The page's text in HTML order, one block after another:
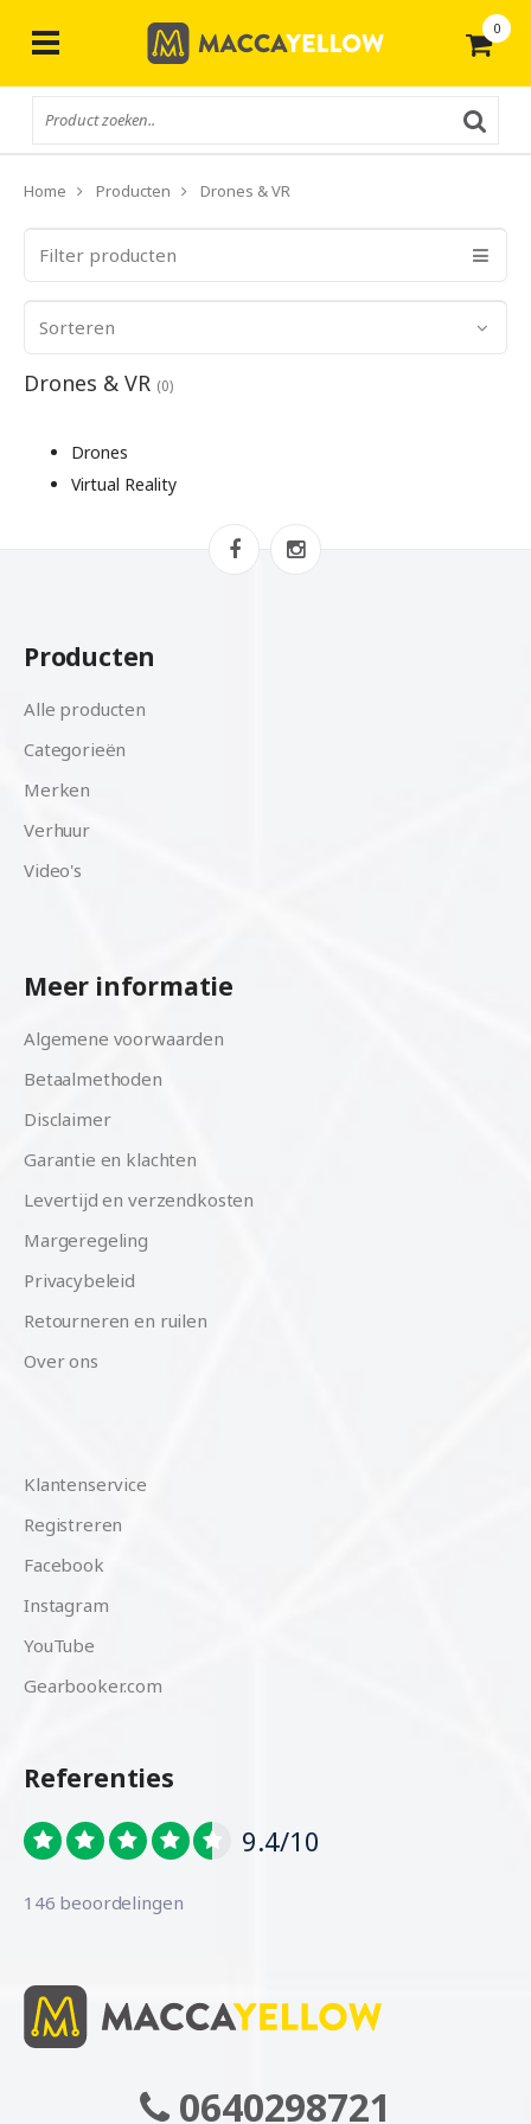
0
Home Producten Drones & VR
Filter producten
Sorteren
Drones & VR (0)
Drones
Virtual Reality
Producten
Alle producten
Categorieën
Merken
Verhuur
Video's
Meer informatie
Algemene voorwaarden
Betaalmethoden
Disclaimer
Garantie en klachten
Levertijd en verzendkosten
Margeregeling
Privacybeleid
Retourneren en ruilen
Over ons
Klantenservice
Registreren
Facebook
Instagram
YouTube
Gearbooker.com
Referenties
9.4/10
146 beoordelingen
0640298721